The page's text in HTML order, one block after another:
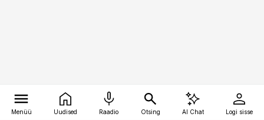
Menüü Uudised Raadio Otsing AI Chat Logi sisse